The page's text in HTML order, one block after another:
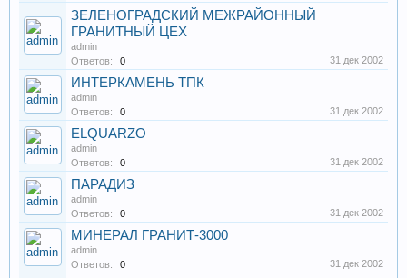
ЗЕЛЕНОГРАДСКИЙ МЕЖРАЙОННЫЙ
ГРАНИТНЫЙ ЦЕХ
admin
Ответов:
0 31 дек 2002
ИНТЕРКАМЕНЬ ТПК
admin
Ответов:
0 31 дек 2002
ELQUARZO
admin
Ответов:
0 31 дек 2002
ПАРАДИЗ
admin
Ответов:
0 31 дек 2002
МИНЕРАЛ ГРАНИТ-3000
admin
Ответов:
0 31 дек 2002